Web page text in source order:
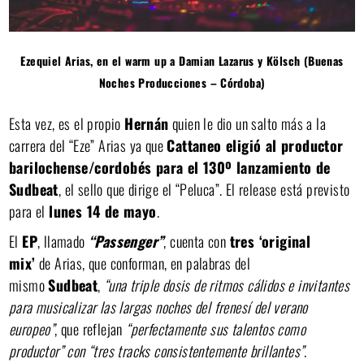
Ezequiel Arias, en el warm up a Damian Lazarus y Kölsch (Buenas
Noches Producciones – Córdoba)
Esta vez, es el propio Hernánquien le dio un salto más a la
carrera del “Eze” Arias ya queCattaneo eligió al productor
barilochense/cordobés para el 130º lanzamiento de
Sudbeat, el sello que dirige el “Peluca”. El release está previsto
para el lunes 14 de mayo.
El EP, llamado “Passenger”, cuenta contres ‘original
mix’de Arias, que conforman, en palabras del
mismoSudbeat, “una triple dosis de ritmos cálidos e invitantes
para musicalizar las largas noches del frenesí del verano
europeo”, que reflejan “perfectamente sus talentos como
productor” con “tres tracks consistentemente brillantes”.